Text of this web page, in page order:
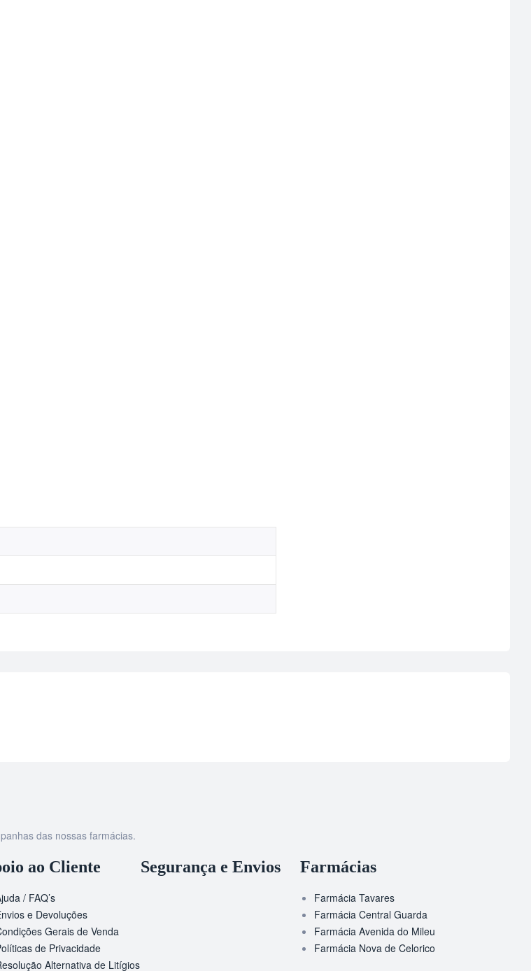
das nossas farmácias.
ao Cliente
/ FAQ’s
e Devoluções
Gerais de Venda
de Privacidade
Alternativa de Litígios
Segurança e Envios Farmácias
Farmácia Tavares
Farmácia Central Guarda
Farmácia Avenida do Mileu
Farmácia Nova de Celorico